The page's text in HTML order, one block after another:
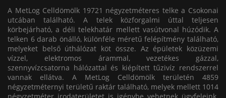
A MetLog Celldömölk 19721 négyzetméteres telke a Csokonai
utcában található. A telek közforgalmi úttal teljesen
körbejárható, a déli telekhatár mellett vasútvonal húzódik. A
telken 6 darab önálló, különféle méretű felépítmény található,
melyeket belső úthálózat köt össze. Az épületek közüzemi
vízzel, elektromos árammal, vezetékes gázzal,
szennyvízcsatorna hálózattal és kiépített tűzivíz rendszerrel
vannak ellátva. A MetLog Celldömölk területén 4859
négyzetméternyi területű raktár található, melyek mellett 1014